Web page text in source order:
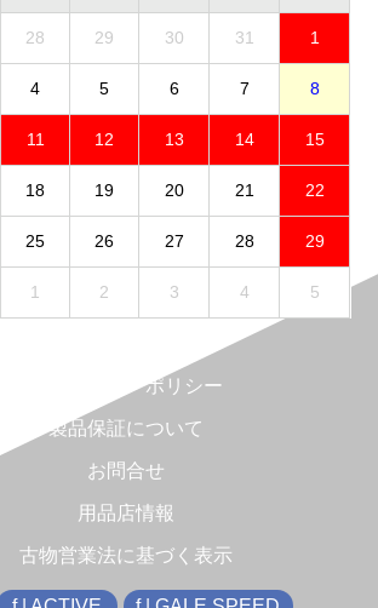
28 29 30 31 1
4 5 6 7 8
11 12 13 14 15
18 19 20 21 22
25 26 27 28 29
1 2 3 4 5
プライバシーポリシー
製品保証について
お問合せ
用品店情報
古物営業法に基づく表示